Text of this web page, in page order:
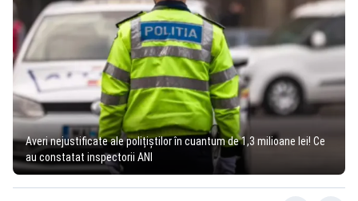
Averi nejustificate ale polițiștilor în cuantum de 1,3 milioane lei! Ce
au constatat inspectorii ANI